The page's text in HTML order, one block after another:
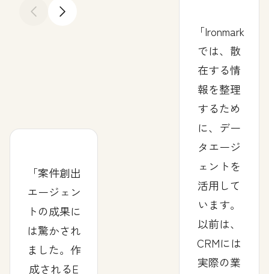
前へ 次へ
案件創出
エージェン
トの成果に
は驚かされ
ました。作
成されるE
Ironmark
では、散
在する情
報を整理
するため
に、デー
タエージ
ェントを
活用して
います。
以前は、
CRMには
実際の業